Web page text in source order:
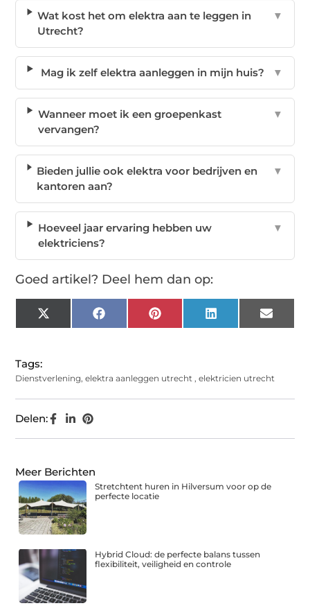
Wat kost het om elektra aan te leggen in
Utrecht?
▼
Mag ik zelf elektra aanleggen in mijn huis? ▼
Wanneer moet ik een groepenkast
vervangen?
▼
Bieden jullie ook elektra voor bedrijven en
kantoren aan?
▼
Hoeveel jaar ervaring hebben uw
elektriciens?
▼
Goed artikel? Deel hem dan op:
X
(Twitter)
Facebook Pinterest LinkedIn Email
Tags:
Dienstverlening,elektra aanleggen utrecht ,elektricien utrecht
Delen:
Meer Berichten
Stretchtent huren in Hilversum voor op de
perfecte locatie
Hybrid Cloud: de perfecte balans tussen
flexibiliteit, veiligheid en controle